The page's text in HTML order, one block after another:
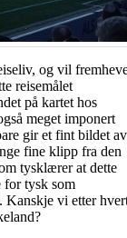
og vil
reisemålet
på kartet hos
meget imponert
gir et fint bildet av
fine klipp fra den
tysklærer at dette
for tysk som
Kanskje vi etter